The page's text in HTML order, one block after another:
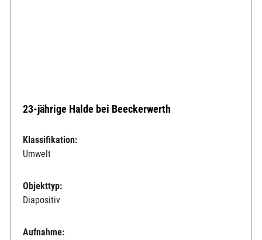
23-jährige Halde bei Beeckerwerth
Klassifikation:
Umwelt
Objekttyp:
Diapositiv
Aufnahme: